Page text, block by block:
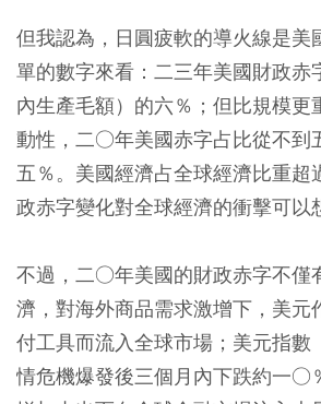
但我認為，日圓疲軟的導火線是美
單的數字來看：二三年美國財政赤
內生產毛額）的六％；但比規模更
動性，二○年美國赤字占比從不到
五％。美國經濟占全球經濟比重超
政赤字變化對全球經濟的衝擊可以
不過，二○年美國的財政赤字不僅
濟，對海外商品需求激增下，美元
付工具而流入全球市場；美元指數
情危機爆發後三個月內下跌約一○